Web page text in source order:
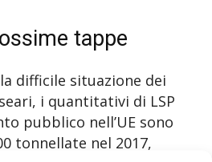
tappe
difficile situazione dei
i quantitativi di LSP
pubblico nell’UE sono
tonnellate nel 2017,